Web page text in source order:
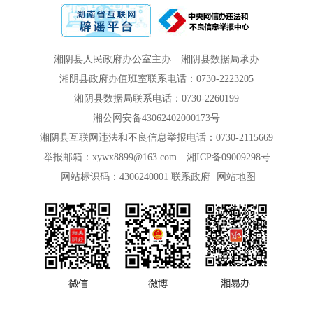
湘阴县人民政府办公室主办
湘阴县数据局承办
湘阴县政府办值班室联系电话：0730-2223205
湘阴县数据局联系电话：0730-2260199
湘公网安备43062402000173号
湘阴县互联网违法和不良信息举报电话：0730-2115669
举报邮箱：xywx8899@163.com
湘ICP备09009298号
网站标识码：4306240001 联系政府 网站地图